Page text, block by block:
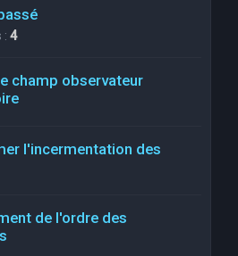
: 4
champ observateur
l'incermentation des
de l'ordre des